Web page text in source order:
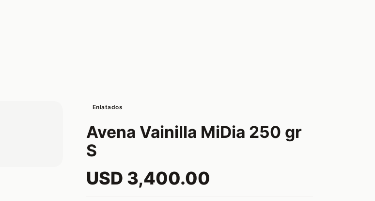
Enlatados
Avena Vainilla MiDia 250 gr
S
USD 3,400.00